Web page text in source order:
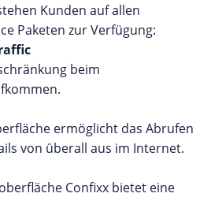
Kunden auf allen
Paketen zur Verfügung:
beim
ermöglicht das Abrufen
von überall aus im Internet.
Confixx bietet eine